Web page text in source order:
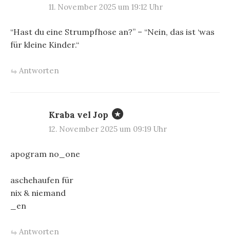
11. November 2025 um 19:12 Uhr
“Hast du eine Strumpfhose an?” – “Nein, das ist ‘was
für kleine Kinder.“
Antworten
Kraba vel Jop
12. November 2025 um 09:19 Uhr
apogram no_one
aschehaufen für
nix & niemand
_en
Antworten